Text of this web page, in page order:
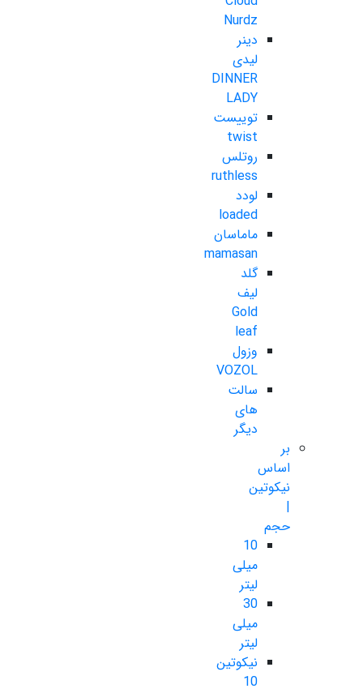
Nurdz
دینر
لیدی
DINNER
LADY
توییست
twist
روتلس
ruthless
لودد
loaded
ماماسان
mamasan
گلد
لیف
Gold
leaf
وزول
VOZOL
سالت
های
دیگر
بر
اساس
نیکوتین
|
حجم
10
میلی
لیتر
30
میلی
لیتر
نیکوتین
10